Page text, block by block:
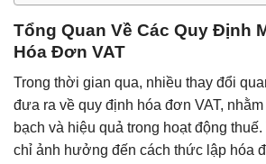
Tổng Quan Về Các Quy Định
Hóa Đơn VAT
Trong thời gian qua, nhiều thay đổi
đưa ra về quy định hóa đơn VAT,
bạch và hiệu quả trong hoạt động
chỉ ảnh hưởng đến cách thức lập hóa